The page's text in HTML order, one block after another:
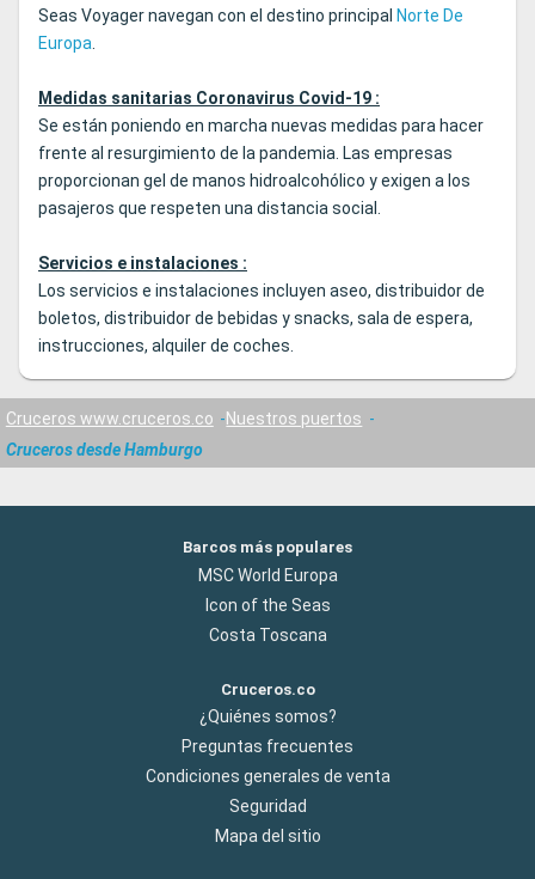
Seas Voyager navegan con el destino principal Norte De
Europa.
Medidas sanitarias Coronavirus Covid-19 :
Se están poniendo en marcha nuevas medidas para hacer
frente al resurgimiento de la pandemia. Las empresas
proporcionan gel de manos hidroalcohólico y exigen a los
pasajeros que respeten una distancia social.
Servicios e instalaciones :
Los servicios e instalaciones incluyen aseo, distribuidor de
boletos, distribuidor de bebidas y snacks, sala de espera,
instrucciones, alquiler de coches.
Cruceros www.cruceros.co
Nuestros puertos
Cruceros desde Hamburgo
Barcos más populares
MSC World Europa
Icon of the Seas
Costa Toscana
Cruceros.co
¿Quiénes somos?
Preguntas frecuentes
Condiciones generales de venta
Seguridad
Mapa del sitio